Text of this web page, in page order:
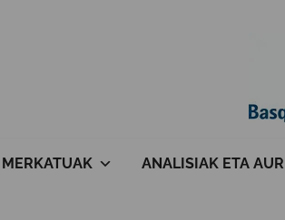
MERKATUAK ANALISIAK ETA